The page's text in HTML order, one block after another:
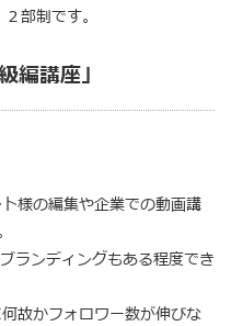
部制です。
編講座」
様の編集や企業での動画講
ランディングもある程度でき
故かフォロワー数が伸びな